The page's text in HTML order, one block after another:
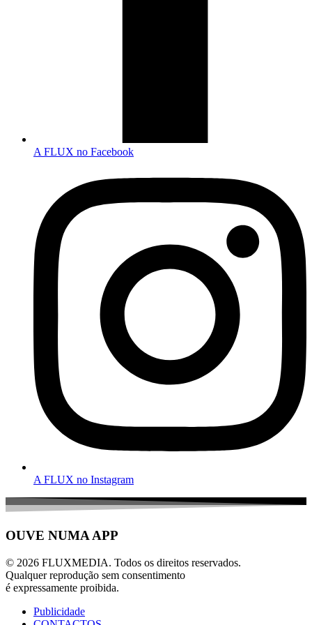
A FLUX no Facebook
A FLUX no Instagram
OUVE NUMA APP
© 2026 FLUXMEDIA. Todos os direitos reservados.
Qualquer reprodução sem consentimento
é expressamente proibida.
Publicidade